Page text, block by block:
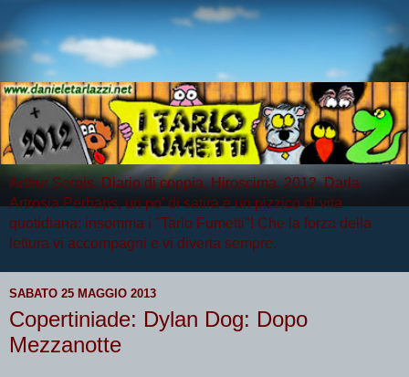
Arthur Serpis, Diario di coppia, Hiroscima, 2012, Darla
Artrosia Perhaps, un po' di satira e un pizzico di vita
quotidiana: insomma i "Tarlo Fumetti"! Che la forza della
lettura vi accompagni e vi diverta sempre.
SABATO 25 MAGGIO 2013
Copertiniade: Dylan Dog: Dopo
Mezzanotte